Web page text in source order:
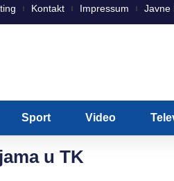
Kontakt Impressum Javne
Sport Video
u TK